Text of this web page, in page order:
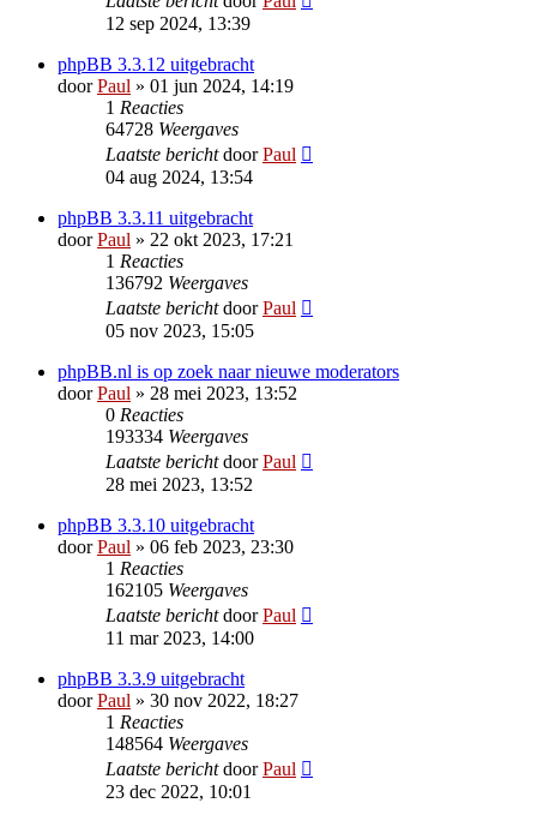
12 sep 2024, 13:39
phpBB 3.3.12 uitgebracht
doorPaul » 01 jun 2024, 14:19
1 Reacties
64728 Weergaves
Laatste berichtdoorPaul
04 aug 2024, 13:54
phpBB 3.3.11 uitgebracht
doorPaul » 22 okt 2023, 17:21
1 Reacties
136792 Weergaves
Laatste berichtdoorPaul
05 nov 2023, 15:05
phpBB.nl is op zoek naar nieuwe moderators
doorPaul » 28 mei 2023, 13:52
0 Reacties
193334 Weergaves
Laatste berichtdoorPaul
28 mei 2023, 13:52
phpBB 3.3.10 uitgebracht
doorPaul » 06 feb 2023, 23:30
1 Reacties
162105 Weergaves
Laatste berichtdoorPaul
11 mar 2023, 14:00
phpBB 3.3.9 uitgebracht
doorPaul » 30 nov 2022, 18:27
1 Reacties
148564 Weergaves
Laatste berichtdoorPaul
23 dec 2022, 10:01